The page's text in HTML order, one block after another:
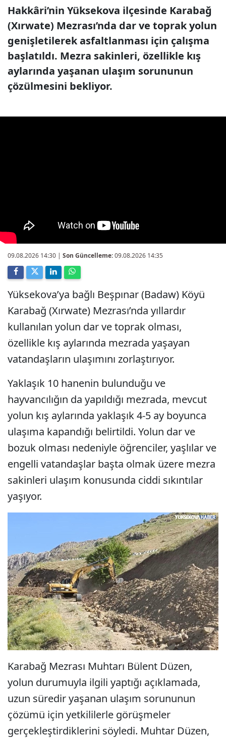
Hakkâri’nin Yüksekova ilçesinde Karabağ
(Xırwate) Mezrası’nda dar ve toprak yolun
genişletilerek asfaltlanması için çalışma
başlatıldı. Mezra sakinleri, özellikle kış
aylarında yaşanan ulaşım sorununun
çözülmesini bekliyor.
09.08.2026 14:30 | Son Güncelleme:09.08.2026 14:35
Yüksekova’ya bağlı Beşpınar (Badaw) Köyü
Karabağ (Xırwate) Mezrası’nda yıllardır
kullanılan yolun dar ve toprak olması,
özellikle kış aylarında mezrada yaşayan
vatandaşların ulaşımını zorlaştırıyor.
Yaklaşık 10 hanenin bulunduğu ve
hayvancılığın da yapıldığı mezrada, mevcut
yolun kış aylarında yaklaşık 4-5 ay boyunca
ulaşıma kapandığı belirtildi. Yolun dar ve
bozuk olması nedeniyle öğrenciler, yaşlılar ve
engelli vatandaşlar başta olmak üzere mezra
sakinleri ulaşım konusunda ciddi sıkıntılar
yaşıyor.
Karabağ Mezrası Muhtarı Bülent Düzen,
yolun durumuyla ilgili yaptığı açıklamada,
uzun süredir yaşanan ulaşım sorununun
çözümü için yetkililerle görüşmeler
gerçekleştirdiklerini söyledi. Muhtar Düzen,